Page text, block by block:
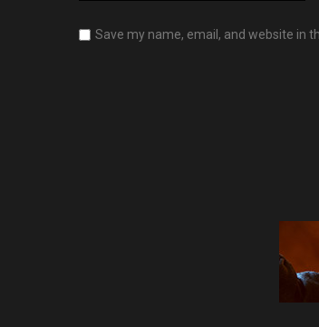
Save my name, email, and website in